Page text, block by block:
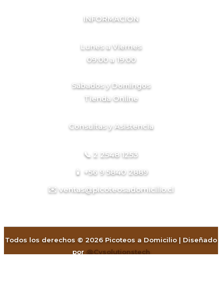
INFORMACION
Lunes a Viernes
09:00 a 19:00
Sábados y Domingos
Tienda Online
Consultas y Asistencia
📞 2 2548 1253
📱 +56 9 5840 2889
✉️ ventas@picoteosadomicilio.cl
Todos los derechos © 2026 Picoteos a Domicilio | Diseñado
por @Cysolutionstech